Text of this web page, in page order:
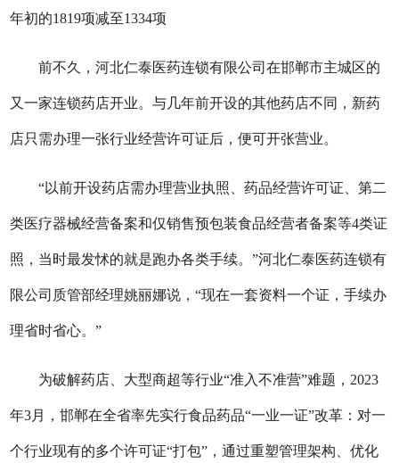
年初的1819项减至1334项
前不久，河北仁泰医药连锁有限公司在邯郸市主城区的
又一家连锁药店开业。与几年前开设的其他药店不同，新药
店只需办理一张行业经营许可证后，便可开张营业。
“以前开设药店需办理营业执照、药品经营许可证、第二
类医疗器械经营备案和仅销售预包装食品经营者备案等4类证
照，当时最发怵的就是跑办各类手续。”河北仁泰医药连锁有
限公司质管部经理姚丽娜说，“现在一套资料一个证，手续办
理省时省心。”
为破解药店、大型商超等行业“准入不准营”难题，2023
年3月，邯郸在全省率先实行食品药品“一业一证”改革：对一
个行业现有的多个许可证“打包”，通过重塑管理架构、优化